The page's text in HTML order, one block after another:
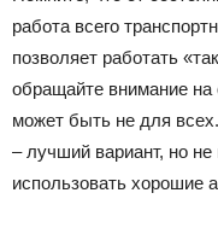
работа всего
позволяет работать
обращайте внимание
может быть не для
– лучший вариант, но
использовать хорошие